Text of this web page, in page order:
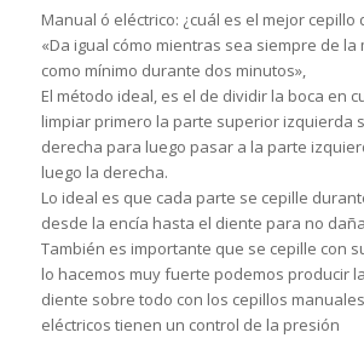
Manual ó eléctrico: ¿cuál es el mejor cepillo
«Da igual cómo mientras sea siempre de la
como mínimo durante dos minutos»,
El método ideal, es el de dividir la boca en
limpiar primero la parte superior izquierda
derecha para luego pasar a la parte
luego la derecha.
Lo ideal es que cada parte se cepille
desde la encía hasta el diente para no
También es importante que se cepille con
lo hacemos muy fuerte podemos producir
diente sobre todo con los cepillos
eléctricos tienen un control de la presión